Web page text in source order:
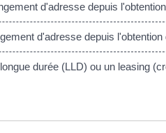
d'adresse depuis
d'adresse depuis
durée (LLD) ou un leasing